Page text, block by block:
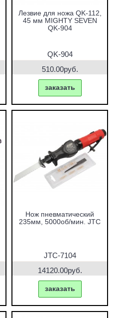
Лезвие для ножа QK-112,
45 мм MIGHTY SEVEN
QK-904
QK-904
510.00руб.
заказать
Нож пневматический
235мм, 5000об/мин. JTC
JTC-7104
14120.00руб.
заказать